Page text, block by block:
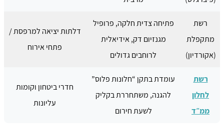
רשת
מתקפלת
(אקורדיון)
פתיחה צדית חלקה, פרופיל
מגנזיום דק, אידיאלית
לרוחבים גדולים
דלתות יציאה למרפסת /
פתחי אירוח
רשת
לחלון
ממ״ד
עומדת בתקן “חלונות פלוס”
להגנה, משתחררת בקליק
לשעת חירום
חדרי ביטחון וקומות
עליונות